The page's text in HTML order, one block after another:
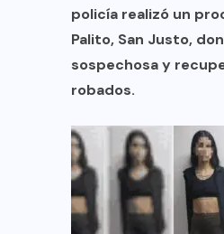
policía realizó un
Palito, San Justo,
sospechosa y
robados.